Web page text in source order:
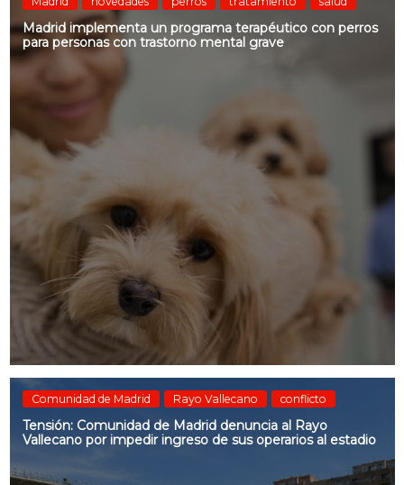
Madrid implementa un programa terapéutico con perros
para personas con trastorno mental grave
Comunidad de Madrid Rayo Vallecano conflicto
Tensión: Comunidad de Madrid denuncia al Rayo
Vallecano por impedir ingreso de sus operarios al estadio